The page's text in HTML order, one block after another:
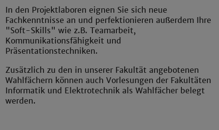
In den Projektlaboren eignen Sie sich neue
Fachkenntnisse an und perfektionieren außerdem Ihre
"Soft-Skills" wie z.B. Teamarbeit,
Kommunikationsfähigkeit und
Präsentationstechniken.
Zusätzlich zu den in unserer Fakultät angebotenen
Wahlfächern können auch Vorlesungen der Fakultäten
Informatik und Elektrotechnik als Wahlfächer belegt
werden.